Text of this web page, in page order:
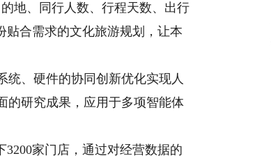
地、同行人数、行程天数、出行
贴合需求的文化旅游规划，让本
、硬件的协同创新优化实现人
的研究成果，应用于多项智能体
家门店，通过对经营数据的